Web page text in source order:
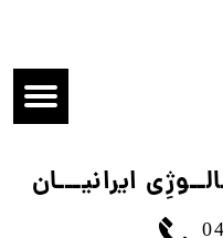
ایرانیـــان